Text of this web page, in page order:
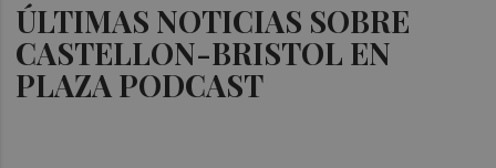
ÚLTIMAS NOTICIAS SOBRE
CASTELLON-BRISTOL EN
PLAZA PODCAST